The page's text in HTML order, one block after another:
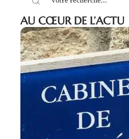
AU CŒUR DE L’ACTU